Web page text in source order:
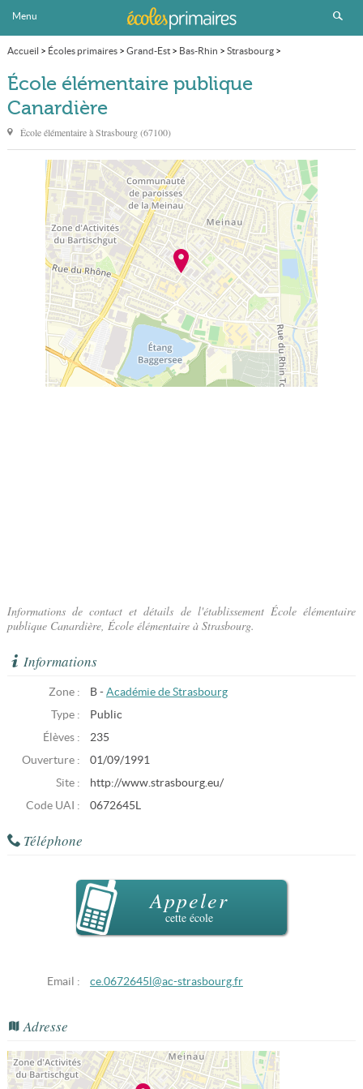
Menu
Accueil > Écoles primaires> Grand-Est> Bas-Rhin > Strasbourg>
École élémentaire publique Canardière
École élémentaire publique
Canardière
École élémentaire àStrasbourg(67100)
Informations de contact et détails de l'établissement École élémentaire
publique Canardière, École élémentaire à Strasbourg.
Informations
Zone : B - Académie de Strasbourg
Type :
Public
Élèves :
235
Ouverture :
01/09/1991
Site :
http://www.strasbourg.eu/
Code UAI :
0672645L
Téléphone
Appeler
cette école
Email : ce.0672645l@ac-strasbourg.fr
Adresse